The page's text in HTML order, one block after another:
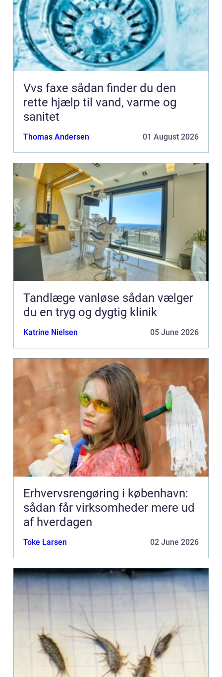
Vvs faxe sådan finder du den
rette hjælp til vand, varme og
sanitet
Thomas Andersen 01 August 2026
Tandlæge vanløse sådan vælger
du en tryg og dygtig klinik
Katrine Nielsen 05 June 2026
Erhvervsrengøring i københavn:
sådan får virksomheder mere ud
af hverdagen
Toke Larsen 02 June 2026